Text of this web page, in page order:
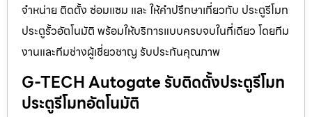
จำหน่าย ติดตั้ง ซ่อมแซม และ ให้คำปรึกษาเกี่ยวกับ ประตูรีโมท
ประตูรั้วอัตโนมัติ พร้อมให้บริการแบบครบจบในที่เดียว โดยทีม
งานและทีมช่างผู้เชี่ยวชาญ รับประกันคุณภาพ
G-TECH Autogate รับติดตั้งประตูรีโมท
ประตูรีโมทอัตโนมัติ